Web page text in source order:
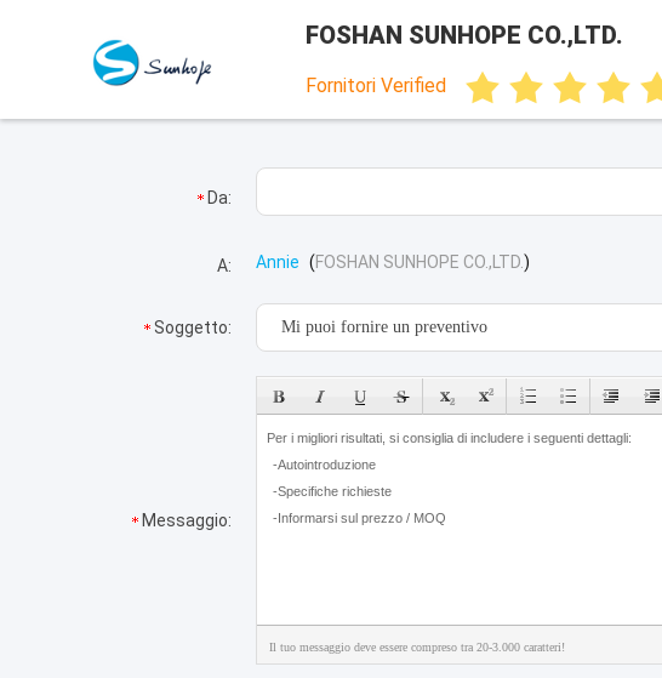
FOSHAN SUNHOPE CO.,LTD.
Fornitori Verified
Da:
A: Annie (FOSHAN SUNHOPE CO.,LTD.)
Soggetto:
Messaggio:
Il tuo messaggio deve essere compreso tra 20-3.000 caratteri!